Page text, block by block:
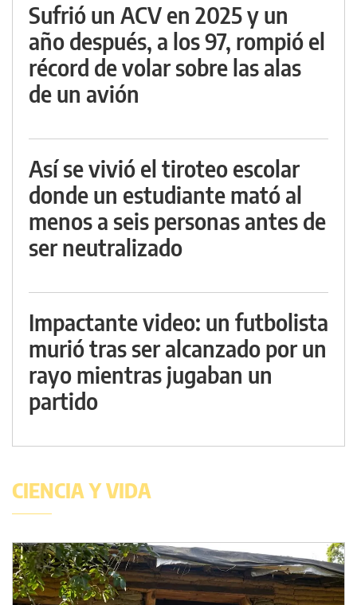
Sufrió un ACV en 2025 y un
año después, a los 97, rompió el
récord de volar sobre las alas
de un avión
Así se vivió el tiroteo escolar
donde un estudiante mató al
menos a seis personas antes de
ser neutralizado
Impactante video: un futbolista
murió tras ser alcanzado por un
rayo mientras jugaban un
partido
CIENCIA Y VIDA